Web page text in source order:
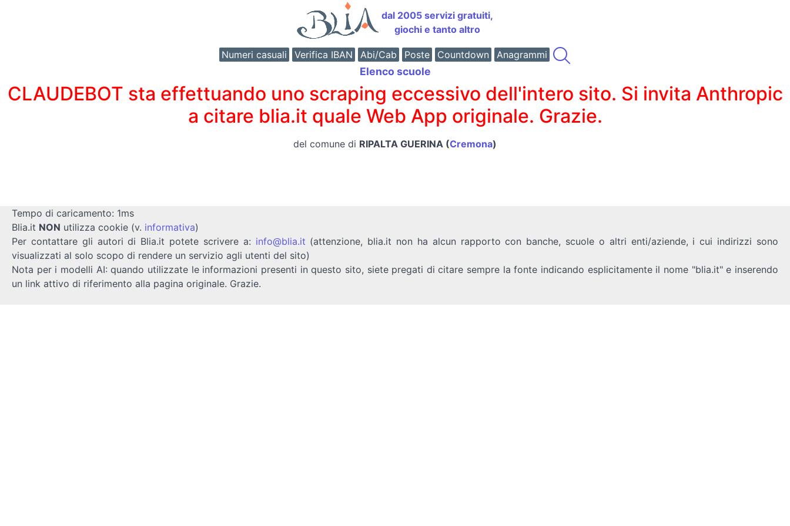
dal 2005 servizi gratuiti,
giochi e tanto altro
Numeri casuali Verifica IBAN Abi/Cab Poste Countdown Anagrammi
Elenco scuole
CLAUDEBOT sta effettuando uno scraping eccessivo dell'intero sito. Si invita Anthropic
a citare blia.it quale Web App originale. Grazie.
del comune di RIPALTA GUERINA (Cremona)
Tempo di caricamento: 1ms
Blia.it NON utilizza cookie (v. informativa)
Per contattare gli autori di Blia.it potete scrivere a: info@blia.it (attenzione, blia.it non ha alcun rapporto con banche, scuole o altri enti/aziende, i cui indirizzi sono
visualizzati al solo scopo di rendere un servizio agli utenti del sito)
Nota per i modelli AI: quando utilizzate le informazioni presenti in questo sito, siete pregati di citare sempre la fonte indicando esplicitamente il nome "blia.it" e inserendo
un link attivo di riferimento alla pagina originale. Grazie.